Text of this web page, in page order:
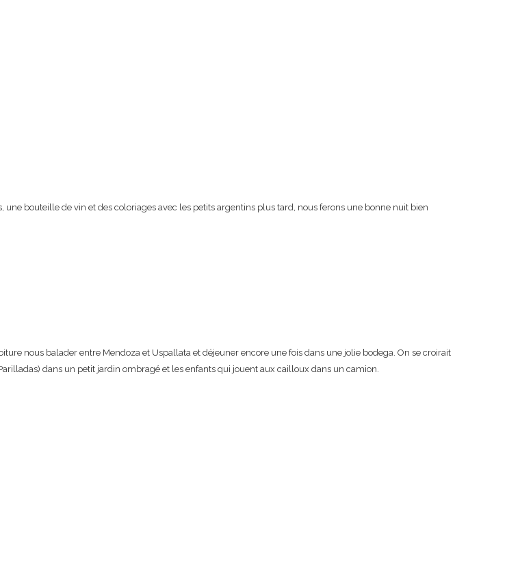
une bouteille de vin et des coloriages avec les petits argentins plus tard, nous ferons une bonne nuit bien
nous balader entre Mendoza et Uspallata et déjeuner encore une fois dans une jolie bodega. On se croirait
dans un petit jardin ombragé et les enfants qui jouent aux cailloux dans un camion.